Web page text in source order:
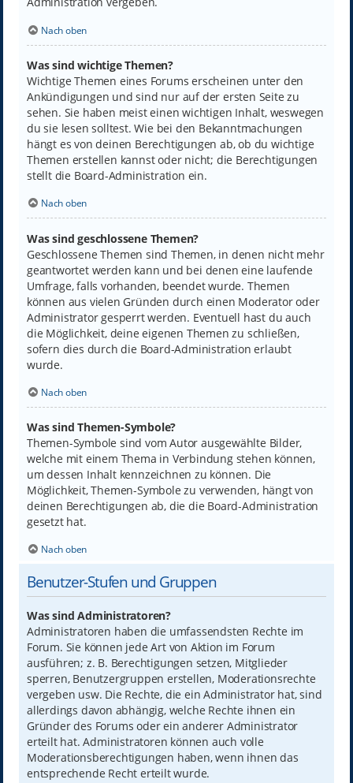
Nach oben
Was sind wichtige Themen?
Wichtige Themen eines Forums erscheinen unter den
Ankündigungen und sind nur auf der ersten Seite zu
sehen. Sie haben meist einen wichtigen Inhalt, weswegen
du sie lesen solltest. Wie bei den Bekanntmachungen
hängt es von deinen Berechtigungen ab, ob du wichtige
Themen erstellen kannst oder nicht; die Berechtigungen
stellt die Board-Administration ein.
Nach oben
Was sind geschlossene Themen?
Geschlossene Themen sind Themen, in denen nicht mehr
geantwortet werden kann und bei denen eine laufende
Umfrage, falls vorhanden, beendet wurde. Themen
können aus vielen Gründen durch einen Moderator oder
Administrator gesperrt werden. Eventuell hast du auch
die Möglichkeit, deine eigenen Themen zu schließen,
sofern dies durch die Board-Administration erlaubt
wurde.
Nach oben
Was sind Themen-Symbole?
Themen-Symbole sind vom Autor ausgewählte Bilder,
welche mit einem Thema in Verbindung stehen können,
um dessen Inhalt kennzeichnen zu können. Die
Möglichkeit, Themen-Symbole zu verwenden, hängt von
deinen Berechtigungen ab, die die Board-Administration
gesetzt hat.
Nach oben
Benutzer-Stufen und Gruppen
Was sind Administratoren?
Administratoren haben die umfassendsten Rechte im
Forum. Sie können jede Art von Aktion im Forum
ausführen; z. B. Berechtigungen setzen, Mitglieder
sperren, Benutzergruppen erstellen, Moderationsrechte
vergeben usw. Die Rechte, die ein Administrator hat, sind
allerdings davon abhängig, welche Rechte ihnen ein
Gründer des Forums oder ein anderer Administrator
erteilt hat. Administratoren können auch volle
Moderationsberechtigungen haben, wenn ihnen das
entsprechende Recht erteilt wurde.